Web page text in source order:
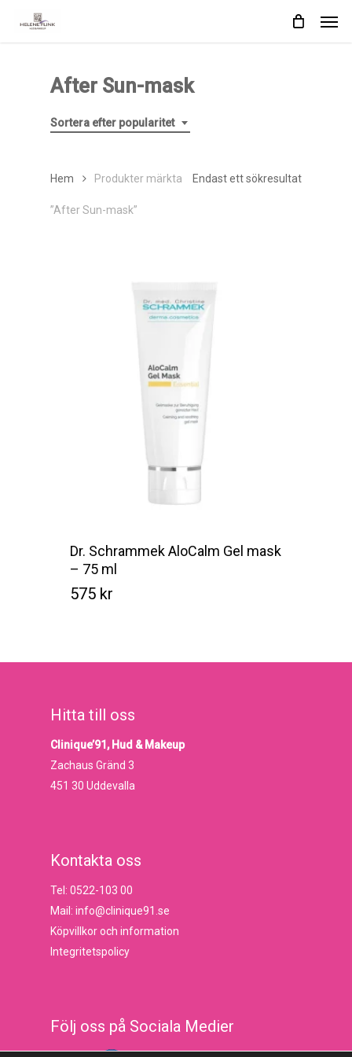
After Sun-mask
Sortera efter popularitet
Endast ett sökresultat
Hem Produkter märkta
”After Sun-mask”
Dr. Schrammek AloCalm Gel mask
– 75 ml
575 kr
Hitta till oss
Clinique’91, Hud & Makeup
Zachaus Gränd 3
451 30 Uddevalla
Kontakta oss
Tel: 0522-103 00
Mail: info@clinique91.se
Köpvillkor och information
Integritetspolicy
Följ oss på Sociala Medier